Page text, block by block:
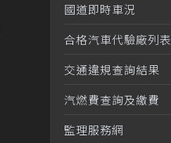
國道即時車況
合格汽車代驗廠列表
交通違規查詢結果
汽燃費查詢及繳費
監理服務網